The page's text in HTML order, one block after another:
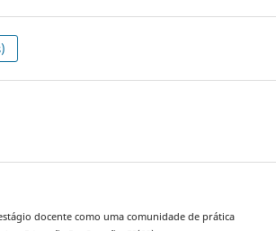
docente como uma comunidade de prática